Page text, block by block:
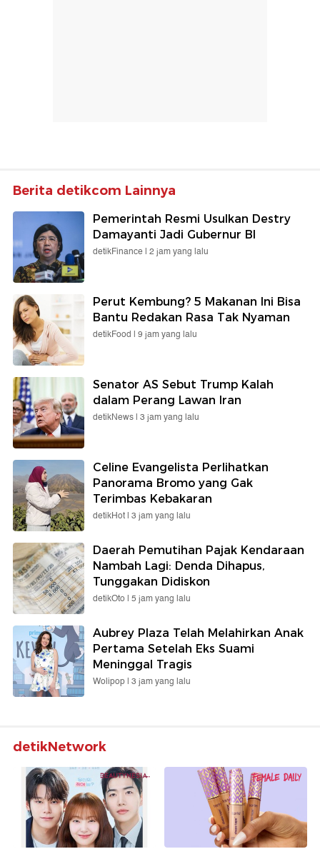
Berita detikcom Lainnya
Pemerintah Resmi Usulkan Destry
Damayanti Jadi Gubernur BI
detikFinance | 2 jam yang lalu
Perut Kembung? 5 Makanan Ini Bisa
Bantu Redakan Rasa Tak Nyaman
detikFood | 9 jam yang lalu
Senator AS Sebut Trump Kalah
dalam Perang Lawan Iran
detikNews | 3 jam yang lalu
Celine Evangelista Perlihatkan
Panorama Bromo yang Gak
Terimbas Kebakaran
detikHot | 3 jam yang lalu
Daerah Pemutihan Pajak Kendaraan
Nambah Lagi: Denda Dihapus,
Tunggakan Didiskon
detikOto | 5 jam yang lalu
Aubrey Plaza Telah Melahirkan Anak
Pertama Setelah Eks Suami
Meninggal Tragis
Wolipop | 3 jam yang lalu
detikNetwork